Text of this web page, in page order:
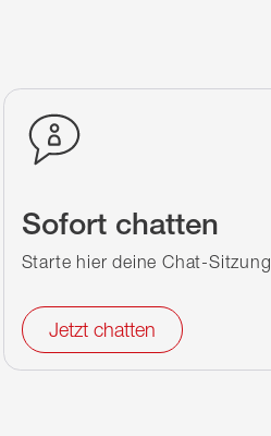
Sofort chatten
Starte hier deine Chat-Sitzung.
Jetzt chatten